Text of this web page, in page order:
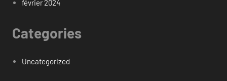
février 2024
Categories
Uncategorized